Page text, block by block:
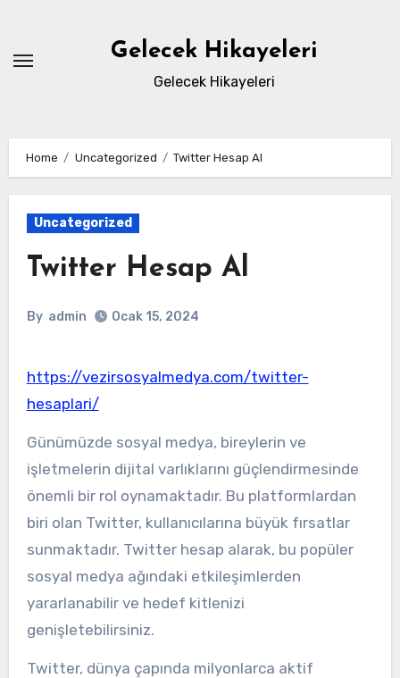
content
Gelecek Hikayeleri
Gelecek Hikayeleri
Home Uncategorized Twitter Hesap Al
Uncategorized
Twitter Hesap Al
By admin Ocak 15, 2024
https://vezirsosyalmedya.com/twitter-
hesaplari/
Günümüzde sosyal medya, bireylerin ve
işletmelerin dijital varlıklarını güçlendirmesinde
önemli bir rol oynamaktadır. Bu platformlardan
biri olan Twitter, kullanıcılarına büyük fırsatlar
sunmaktadır. Twitter hesap alarak, bu popüler
sosyal medya ağındaki etkileşimlerden
yararlanabilir ve hedef kitlenizi
genişletebilirsiniz.
Twitter, dünya çapında milyonlarca aktif